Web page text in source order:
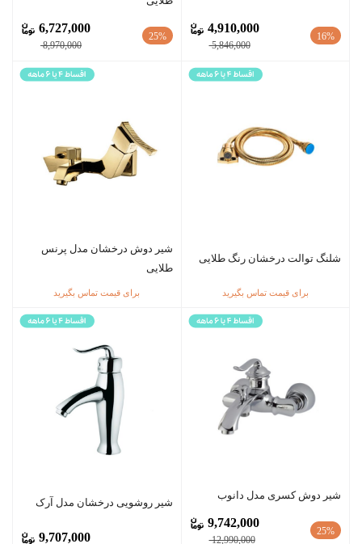
16%
5,846,000
4,910,000
25%
8,970,000
6,727,000
شلنگ توالت درخشان رنگ طلایی
برای قیمت تماس بگیرید
شیر دوش درخشان مدل پرنس
طلایی
برای قیمت تماس بگیرید
شیر دوش کسری مدل دانوب
25%
12,990,000
9,742,000
شیر روشویی درخشان مدل آرک
9,707,000